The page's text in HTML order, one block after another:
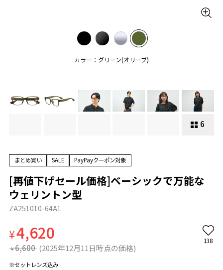
カラー：グリーン(オリーブ)
6
まとめ買い SALE PayPayクーポン対象
[再値下げセール価格]ベーシックで万能な
ウェリントン型
ZA251010-64A1
¥4,620
¥ 6,600 (2025年12月11日時点の価格)
138
※セットレンズ込み